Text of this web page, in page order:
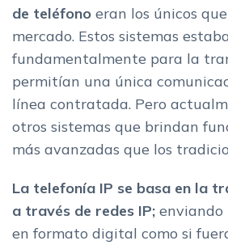
4. Permite realizar llamadas
6. Mejora la atencion al cliente
La mejor telefonia IP para tu empresa:
de teléfono eran los únicos
mercado. Estos sistemas
fundamentalmente para la
permitían una única
línea contratada. Pero
otros sistemas que brindan
más avanzadas que los
La telefonía IP se basa en la
a través de redes IP; enviando
en formato digital como si